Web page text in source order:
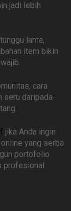
jadi lebih
lama,
item bikin
cara
seru daripada
jika Anda ingin
yang serba
portofolio
profesional.